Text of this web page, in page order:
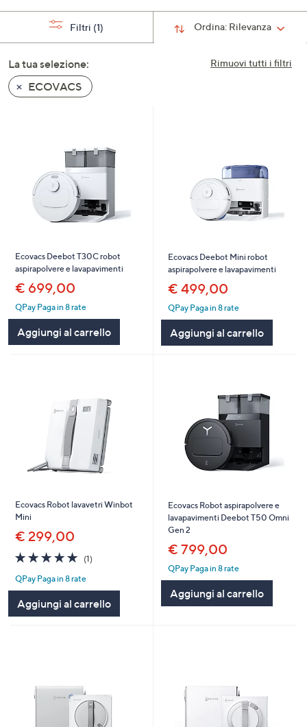
a
o
a
destra
sui
Ordina: Rilevanza
Filtri (1)
Rimuovi tutti i filtri
La tua selezione:
ECOVACS
Ecovacs Deebot T30C robot
aspirapolvere e lavapavimenti
€ 699,00
QPay Paga in 8 rate
Aggiungi al carrello
Ecovacs Deebot Mini robot
aspirapolvere e lavapavimenti
€ 499,00
QPay Paga in 8 rate
Aggiungi al carrello
Ecovacs Robot lavavetri Winbot
Mini
€ 299,00
5.0
of
5
Stars
(1)1
QPay Paga in 8 rate
Aggiungi al carrello
Ecovacs Robot aspirapolvere e
lavapavimenti Deebot T50 Omni
Gen 2
€ 799,00
QPay Paga in 8 rate
Aggiungi al carrello